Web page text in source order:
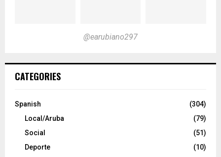
@earubiano297
CATEGORIES
Spanish
(304)
Local/Aruba
(79)
Social
(51)
Deporte
(10)